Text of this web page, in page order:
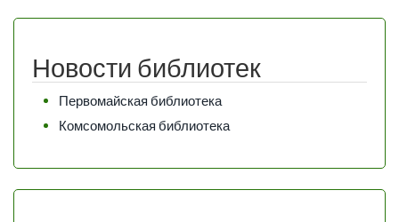
Новости библиотек
Первомайская библиотека
Комсомольская библиотека